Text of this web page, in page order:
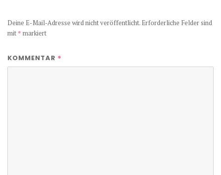
Deine E-Mail-Adresse wird nicht veröffentlicht. Erforderliche Felder sind
mit * markiert
KOMMENTAR *